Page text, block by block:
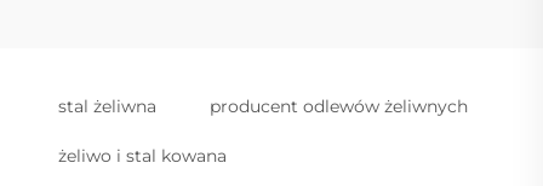
stal żeliwna producent odlewów żeliwnych
żeliwo i stal kowana